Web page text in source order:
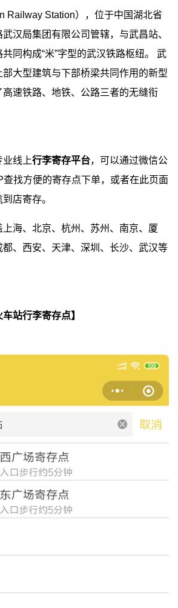
Railway Station），位于中国湖北省
汉局集团有限公司管辖，与武昌站、
同构成“米”字型的武汉铁路枢纽。
武
大型建筑与下部桥梁共同作用的新型
速铁路、地铁、公路三者的无缝衔
业线上行李寄存平台，可以通过微信公
找方便的寄存点下单，或者在此页面
店寄存。
上海、北京、杭州、苏州、南京、厦
、西安、天津、深圳、长沙、武汉等
站行李寄存点】